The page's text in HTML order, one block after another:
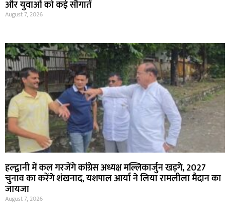
और युवाओं को कई सौगातें
August 7, 2026
हल्द्वानी में कल गरजेंगे कांग्रेस अध्यक्ष मल्लिकार्जुन खड़गे, 2027
चुनाव का करेंगे शंखनाद, यशपाल आर्या ने लिया रामलीला मैदान का
जायजा
August 7, 2026